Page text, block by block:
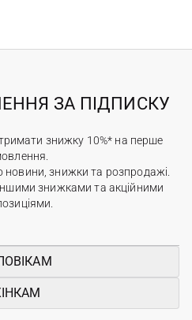
ЗА ПІДПИСКУ
знижку 10%* на перше
знижки та розпродажі.
знижками та акційними